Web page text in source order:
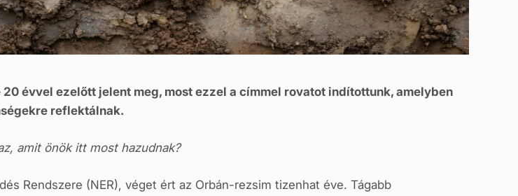
20 évvel ezelőtt jelent meg, most ezzel a címmel rovatot indítottunk, amelyben
reflektálnak.
amit önök itt most hazudnak?
Rendszere (NER), véget ért az Orbán-rezsim tizenhat éve. Tágabb